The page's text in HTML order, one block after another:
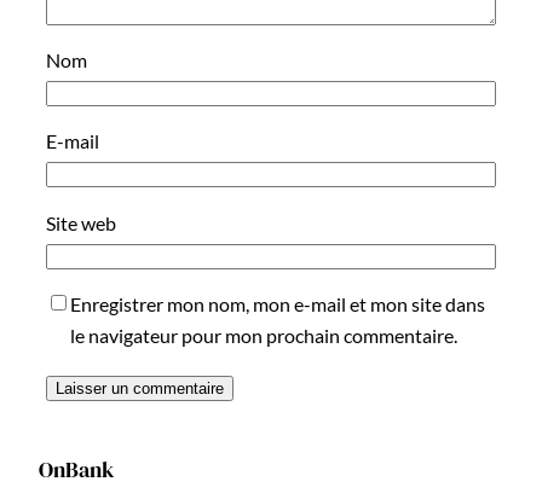
Nom
E-mail
Site web
Enregistrer mon nom, mon e-mail et mon site dans
le navigateur pour mon prochain commentaire.
OnBank